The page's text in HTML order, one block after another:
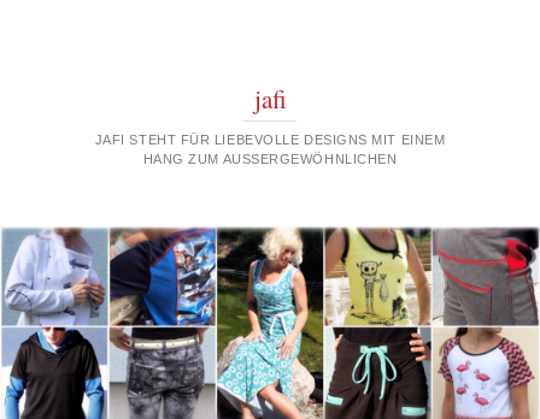
jafi
JAFI STEHT FÜR LIEBEVOLLE DESIGNS MIT EINEM
HANG ZUM AUSSERGEWÖHNLICHEN